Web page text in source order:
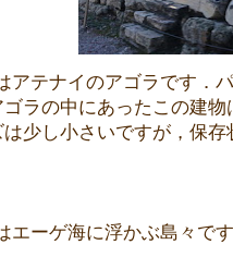
アテナイのアゴラです．
ラの中にあったこの建
少し小さいですが，保
エーゲ海に浮かぶ島々で